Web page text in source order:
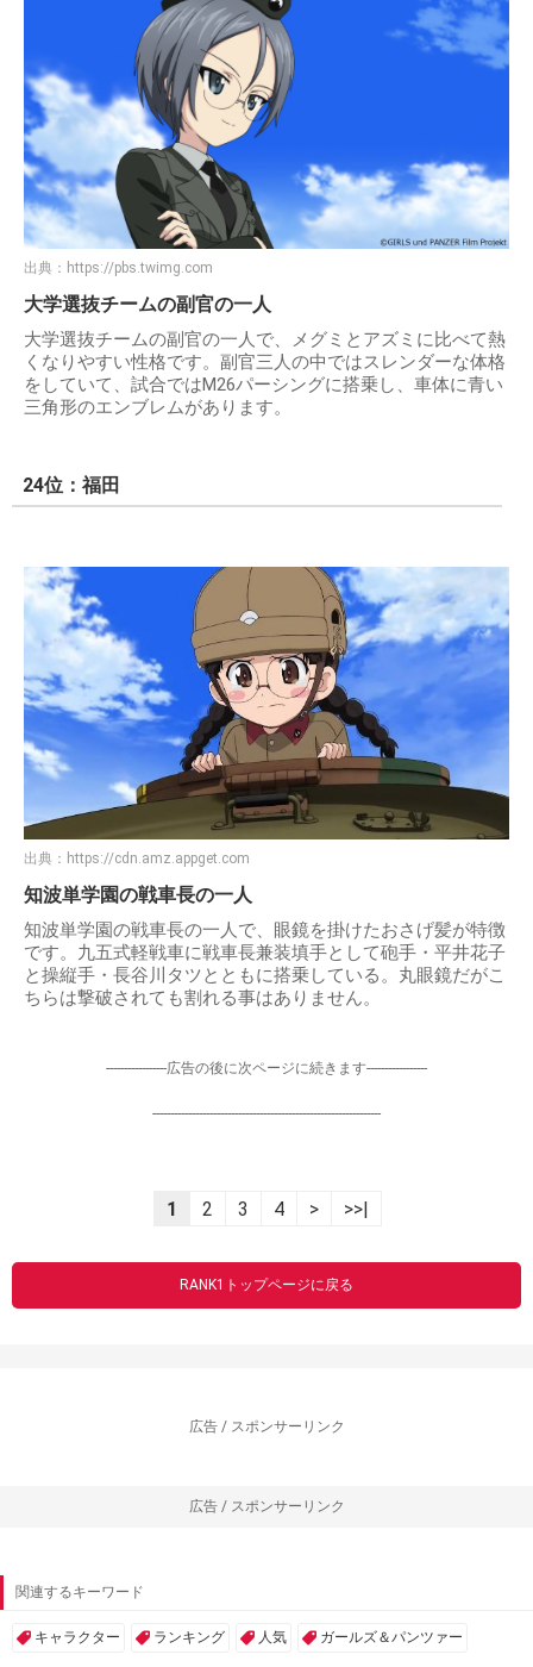
出典： https://pbs.twimg.com
大学選抜チームの副官の一人
大学選抜チームの副官の一人で、メグミとアズミに比べて熱
くなりやすい性格です。副官三人の中ではスレンダーな体格
をしていて、試合ではM26パーシングに搭乗し、車体に青い
三角形のエンブレムがあります。
24位：福田
出典： https://cdn.amz.appget.com
知波単学園の戦車長の一人
知波単学園の戦車長の一人で、眼鏡を掛けたおさげ髪が特徴
です。九五式軽戦車に戦車長兼装填手として砲手・平井花子
と操縦手・長谷川タツとともに搭乗している。丸眼鏡だがこ
ちらは撃破されても割れる事はありません。
-----------------広告の後に次ページに続きます-----------------
----------------------------------------------------------------
1 2 3 4 > >>|
RANK1トップページに戻る
広告 / スポンサーリンク
広告 / スポンサーリンク
関連するキーワード
キャラクター ランキング 人気 ガールズ＆パンツァー